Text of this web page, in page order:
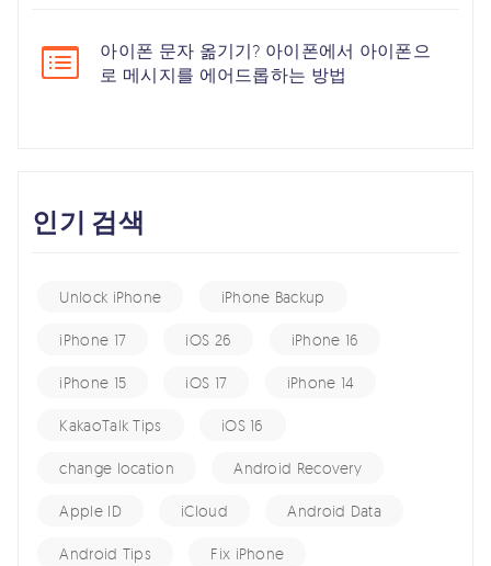
아이폰 문자 옮기기? 아이폰에서 아이폰으
로 메시지를 에어드롭하는 방법
인기 검색
Unlock iPhone iPhone Backup
iPhone 17 iOS 26 iPhone 16
iPhone 15 iOS 17 iPhone 14
KakaoTalk Tips iOS 16
change location Android Recovery
Apple ID iCloud Android Data
Android Tips Fix iPhone